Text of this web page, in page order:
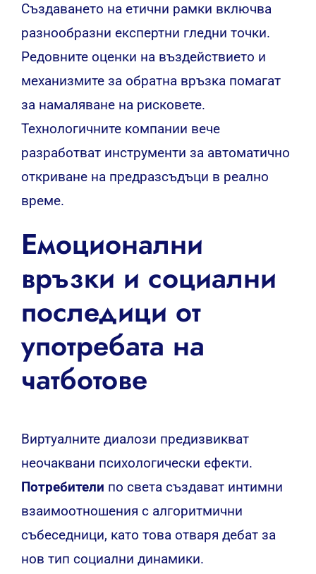
Създаването на етични рамки включва
разнообразни експертни гледни точки.
Редовните оценки на въздействието и
механизмите за обратна връзка помагат
за намаляване на рисковете.
Технологичните компании вече
разработват инструменти за автоматично
откриване на предразсъдъци в реално
време.
Емоционални
връзки и социални
последици от
употребата на
чатботове
Виртуалните диалози предизвикват
неочаквани психологически ефекти.
Потребители по света създават интимни
взаимоотношения с алгоритмични
събеседници, като това отваря дебат за
нов тип социални динамики.